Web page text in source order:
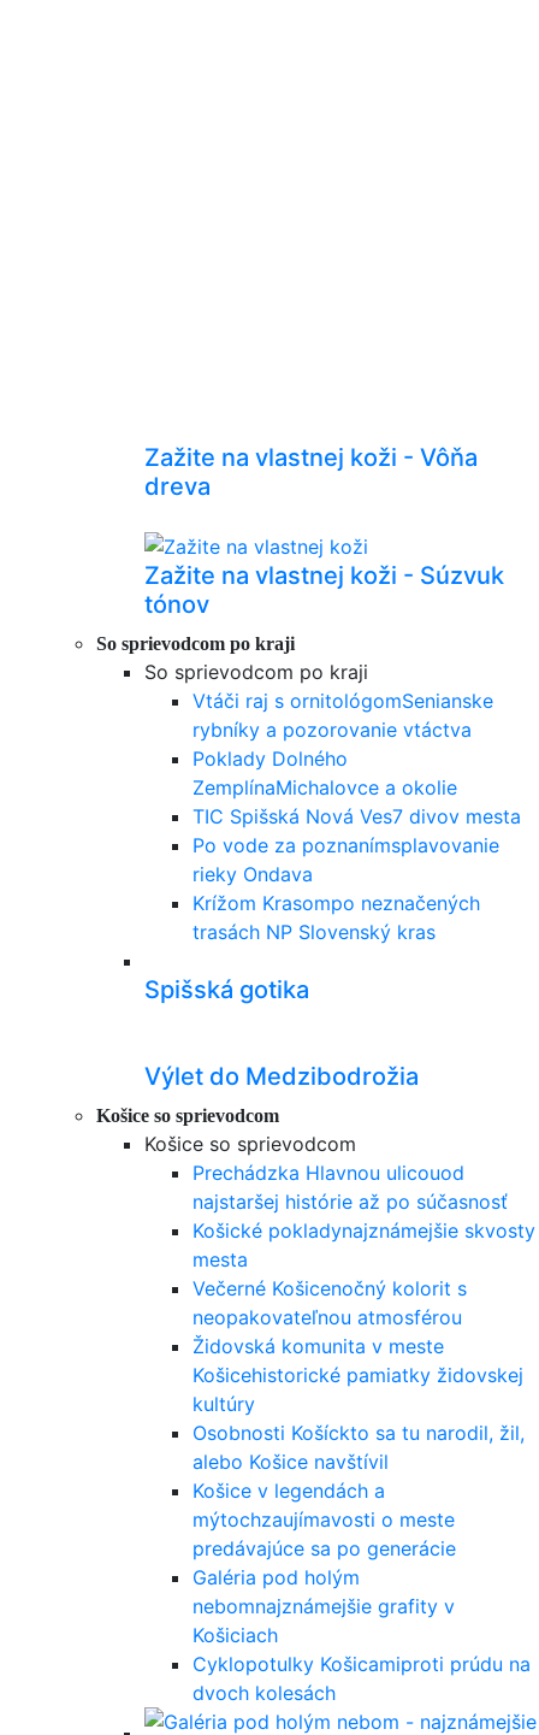
Zažite na vlastnej koži - Vôňa
dreva
Zažite na vlastnej koži - Súzvuk
tónov
So sprievodcom po kraji
So sprievodcom po kraji
Vtáči raj s ornitológomSenianske
rybníky a pozorovanie vtáctva
Poklady Dolného
ZemplínaMichalovce a okolie
TIC Spišská Nová Ves7 divov mesta
Po vode za poznanímsplavovanie
rieky Ondava
Krížom Krasompo neznačených
trasách NP Slovenský kras
Spišská gotika
Výlet do Medzibodrožia
Košice so sprievodcom
Košice so sprievodcom
Prechádzka Hlavnou ulicouod
najstaršej histórie až po súčasnosť
Košické pokladynajznámejšie skvosty
mesta
Večerné Košicenočný kolorit s
neopakovateľnou atmosférou
Židovská komunita v meste
Košicehistorické pamiatky židovskej
kultúry
Osobnosti Košíckto sa tu narodil, žil,
alebo Košice navštívil
Košice v legendách a
mýtochzaujímavosti o meste
predávajúce sa po generácie
Galéria pod holým
nebomnajznámejšie grafity v
Košiciach
Cyklopotulky Košicamiproti prúdu na
dvoch kolesách